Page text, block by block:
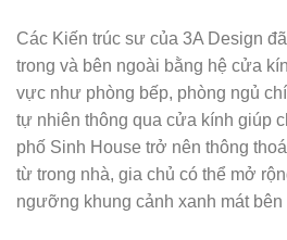
Các Kiến trúc sư của 3A Design
trong và bên ngoài bằng hệ cửa
vực như phòng bếp, phòng ngủ
tự nhiên thông qua cửa kính giúp
phố Sinh House trở nên thông
từ trong nhà, gia chủ có thể mở
ngưỡng khung cảnh xanh mát bên